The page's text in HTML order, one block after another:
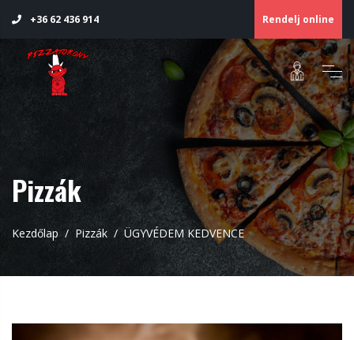
+36 62 436 914 Rendelj online
Pizzák
Kezdőlap Pizzák ÜGYVÉDEM KEDVENCE